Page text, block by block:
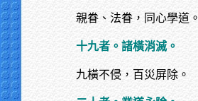
親眷、法眷，同心學道。
十九者。諸橫消滅。
九橫不侵，百災屏除。